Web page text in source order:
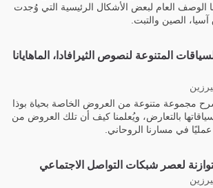
الوصف العام لبعض الأشكال الرئيسية التي وُجدت
الصين والتبت.
المتنوعة لنصوص الثيرافادا، الماهايانا
مجموعة متنوعة من العروض الخاصة بحياة بوذا
بالتعارض، ويُعلمنا كيف أن تلك العروض من
في مسارنا الروحاني.
لعصر شبكات التواصل الاجتماعي